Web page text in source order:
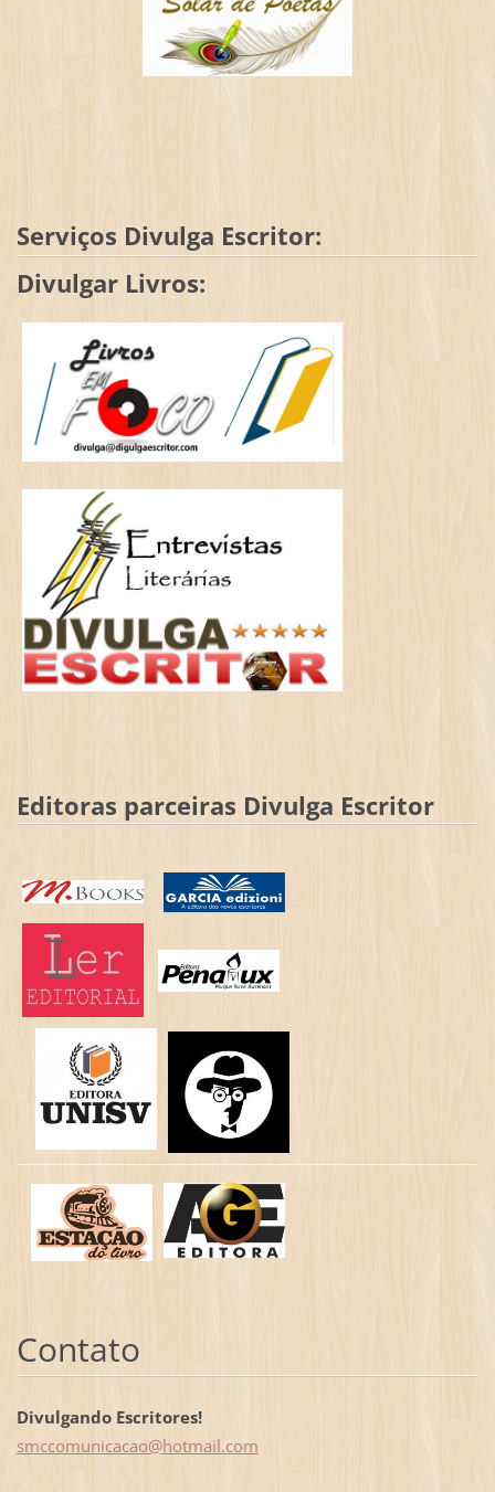
Serviços Divulga Escritor:
Divulgar Livros:
Editoras parceiras Divulga Escritor
Contato
Divulgando Escritores!
smccomunicacao@hotmail.com